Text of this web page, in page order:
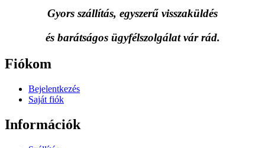
Gyors szállítás, egyszerű visszaküldés
és barátságos ügyfélszolgálat vár rád.
Fiókom
Bejelentkezés
Saját fiók
Információk